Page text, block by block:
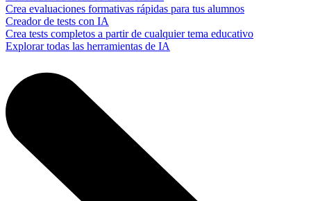
Crea evaluaciones formativas rápidas para tus alumnos
Creador de tests con IA
Crea tests completos a partir de cualquier tema educativo
Explorar todas las herramientas de IA